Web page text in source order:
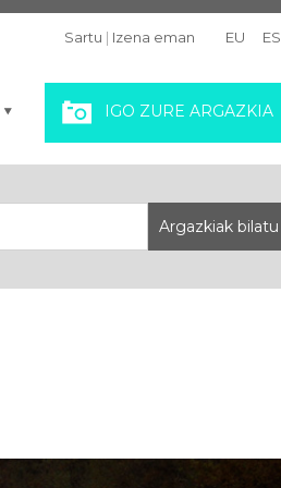
Sartu | Izena eman EU ES
IGO ZURE ARGAZKIA